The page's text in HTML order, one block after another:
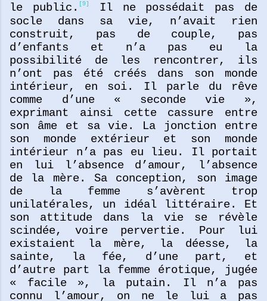
le public.
[9]
Il ne possédait pas de
socle dans sa vie, n’avait rien
construit, pas de couple, pas
d’enfants et n’a pas eu la
possibilité de les rencontrer, ils
n’ont pas été créés dans son monde
intérieur, en soi. Il parle du rêve
comme d’une « seconde vie »,
exprimant ainsi cette cassure entre
son âme et sa vie. La jonction entre
son monde extérieur et son monde
intérieur n’a pas eu lieu. Il portait
en lui l’absence d’amour, l’absence
de la mère. Sa conception, son image
de la femme s’avèrent trop
unilatérales, un idéal littéraire. Et
son attitude dans la vie se révèle
scindée, voire pervertie. Pour lui
existaient la mère, la déesse, la
sainte, la fée, d’une part, et
d’autre part la femme érotique, jugée
« facile », la putain. Il n’a pas
connu l’amour, on ne le lui a pas